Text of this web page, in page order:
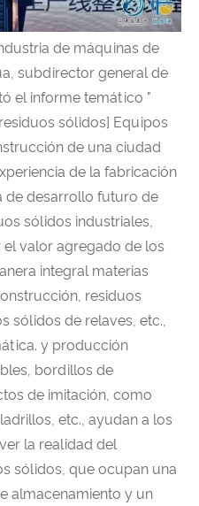
de máquinas de
subdirector general de
el informe temático "
sólidos] Equipos
de una ciudad
de la fabricación
de desarrollo futuro de
sólidos industriales,
valor agregado de los
integral materias
residuos
sólidos de relaves, etc.,
y producción
bordillos de
de imitación, como
etc., ayudan a los
la realidad del
sólidos, que ocupan una
almacenamiento y un